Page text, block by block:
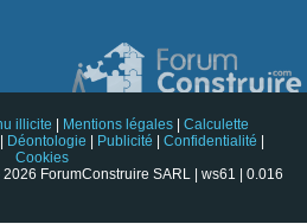
illicite Mentions légales
Calculette
Déontologie Publicité Confidentialité
Cookies
ForumConstruire SARL | ws61 | 0.016